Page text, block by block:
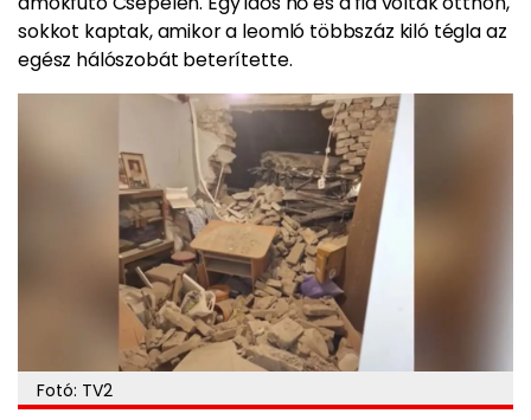
sokkot kaptak, amikor a leomló többszáz kiló tégla az
egész hálószobát beterítette.
Fotó: TV2